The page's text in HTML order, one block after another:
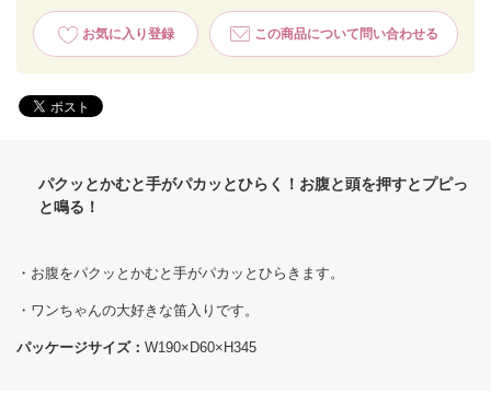
お気に入り登録 この商品について問い合わせる
パクッとかむと手がパカッとひらく！お腹と頭を押すとプピっ
と鳴る！
・お腹をパクッとかむと手がパカッとひらきます。
・ワンちゃんの大好きな笛入りです。
パッケージサイズ： W190×D60×H345